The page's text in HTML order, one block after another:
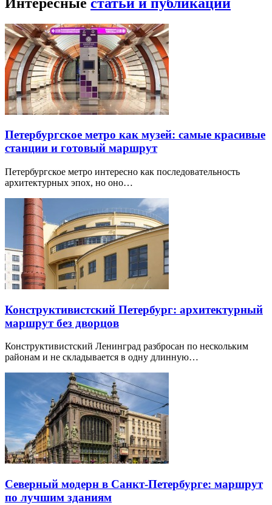
Петербургское метро как музей: самые красивые
станции и готовый маршрут
Петербургское метро интересно как последовательность
архитектурных эпох, но оно…
Конструктивистский Петербург: архитектурный
маршрут без дворцов
Конструктивистский Ленинград разбросан по нескольким
районам и не складывается в одну длинную…
Северный модерн в Санкт-Петербурге: маршрут
по лучшим зданиям